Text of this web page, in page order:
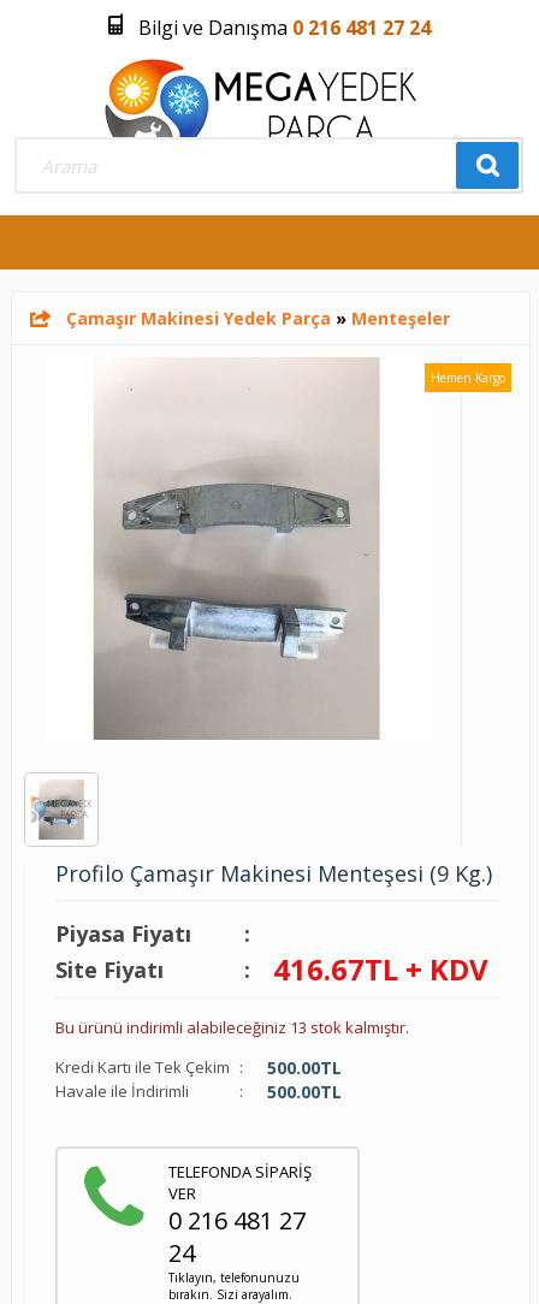
Bilgi ve Danışma 0 216 481 27 24
Üye Girişi Üye Olmak İstiyorum
Çamaşır Makinesi Yedek Parça » Menteşeler
Hemen Kargo
Profilo Çamaşır Makinesi Menteşesi (9 Kg.)
Piyasa Fiyatı
:
Site Fiyatı
: 416.67TL + KDV
Bu ürünü indirimli alabileceğiniz 13 stok kalmıştır.
Kredi Kartı ile Tek Çekim : 500.00TL
Havale ile İndirimli : 500.00TL
TELEFONDA SİPARİŞ
VER
0 216 481 27
24
Tıklayın, telefonunuzu
bırakın. Sizi arayalım.